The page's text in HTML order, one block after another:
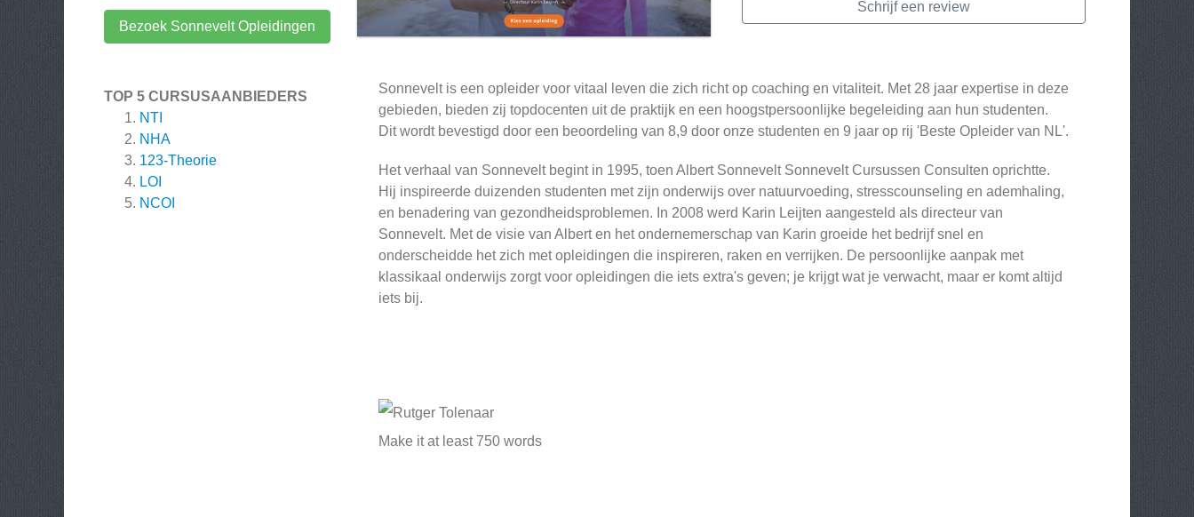
Bezoek Sonnevelt Opleidingen
TOP 5 CURSUSAANBIEDERS
NTI
NHA
123-Theorie
LOI
NCOI
Schrijf een review
Sonnevelt is een opleider voor vitaal leven die zich richt op coaching en vitaliteit. Met 28 jaar expertise in deze
gebieden, bieden zij topdocenten uit de praktijk en een hoogstpersoonlijke begeleiding aan hun studenten.
Dit wordt bevestigd door een beoordeling van 8,9 door onze studenten en 9 jaar op rij 'Beste Opleider van NL'.
Het verhaal van Sonnevelt begint in 1995, toen Albert Sonnevelt Sonnevelt Cursussen Consulten oprichtte.
Hij inspireerde duizenden studenten met zijn onderwijs over natuurvoeding, stresscounseling en ademhaling,
en benadering van gezondheidsproblemen. In 2008 werd Karin Leijten aangesteld als directeur van
Sonnevelt. Met de visie van Albert en het ondernemerschap van Karin groeide het bedrijf snel en
onderscheidde het zich met opleidingen die inspireren, raken en verrijken. De persoonlijke aanpak met
klassikaal onderwijs zorgt voor opleidingen die iets extra's geven; je krijgt wat je verwacht, maar er komt altijd
iets bij.
Make it at least 750 words